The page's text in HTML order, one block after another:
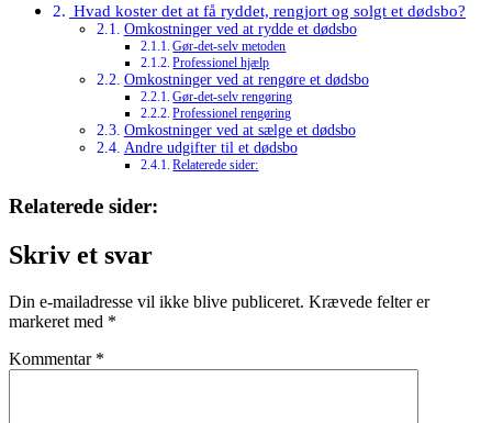
Hvad koster det at få ryddet, rengjort og solgt et dødsbo?
Omkostninger ved at rydde et dødsbo
Gør-det-selv metoden
Professionel hjælp
Omkostninger ved at rengøre et dødsbo
Gør-det-selv rengøring
Professionel rengøring
Omkostninger ved at sælge et dødsbo
Andre udgifter til et dødsbo
Relaterede sider:
Relaterede sider:
Skriv et svar
Din e-mailadresse vil ikke blive publiceret. Krævede felter er
markeret med *
Kommentar *